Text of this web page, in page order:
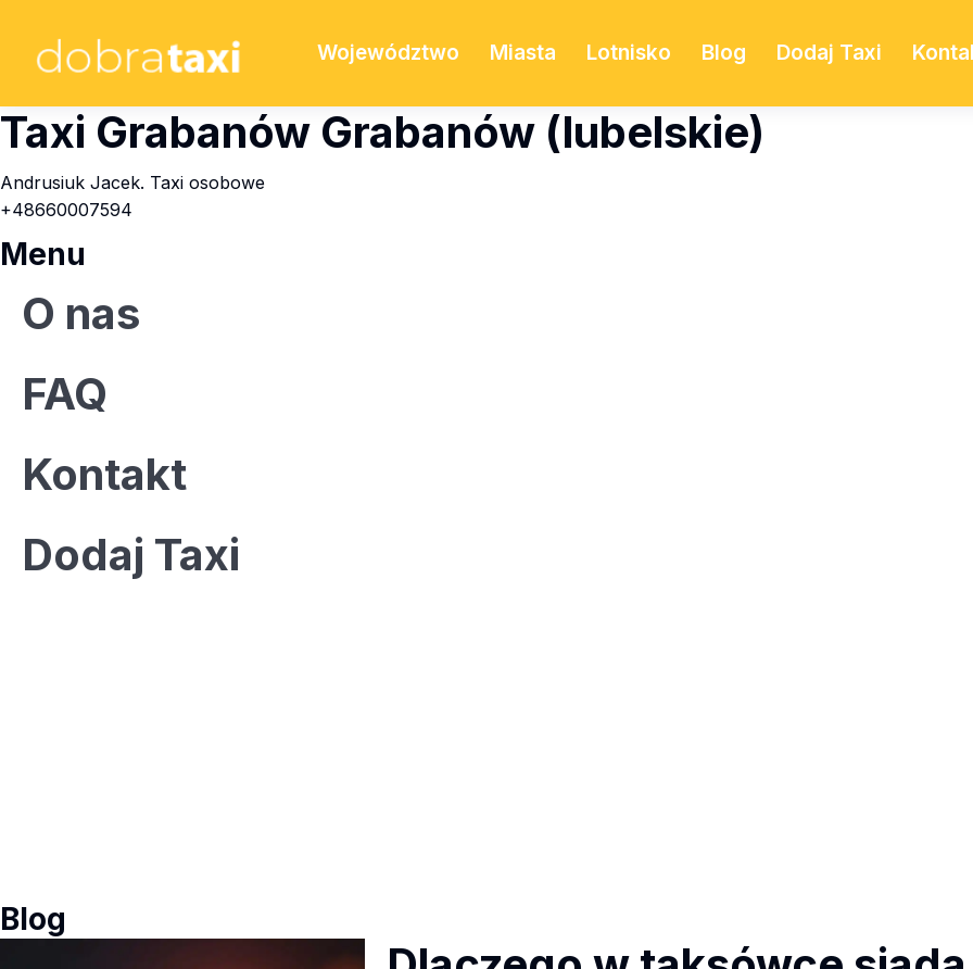
Województwo Miasta Lotnisko Blog Dodaj Taxi
Taxi Grabanów Grabanów (lubelskie)
Andrusiuk Jacek. Taxi osobowe
+48660007594
Menu
O nas
FAQ
Kontakt
Dodaj Taxi
Blog